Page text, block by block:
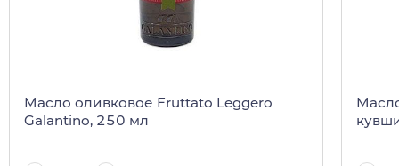
Масло оливковое Fruttato Leggero
Galantino, 250 мл